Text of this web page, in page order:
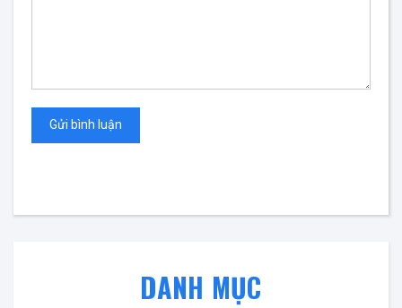
Gửi bình luận
DANH MỤC